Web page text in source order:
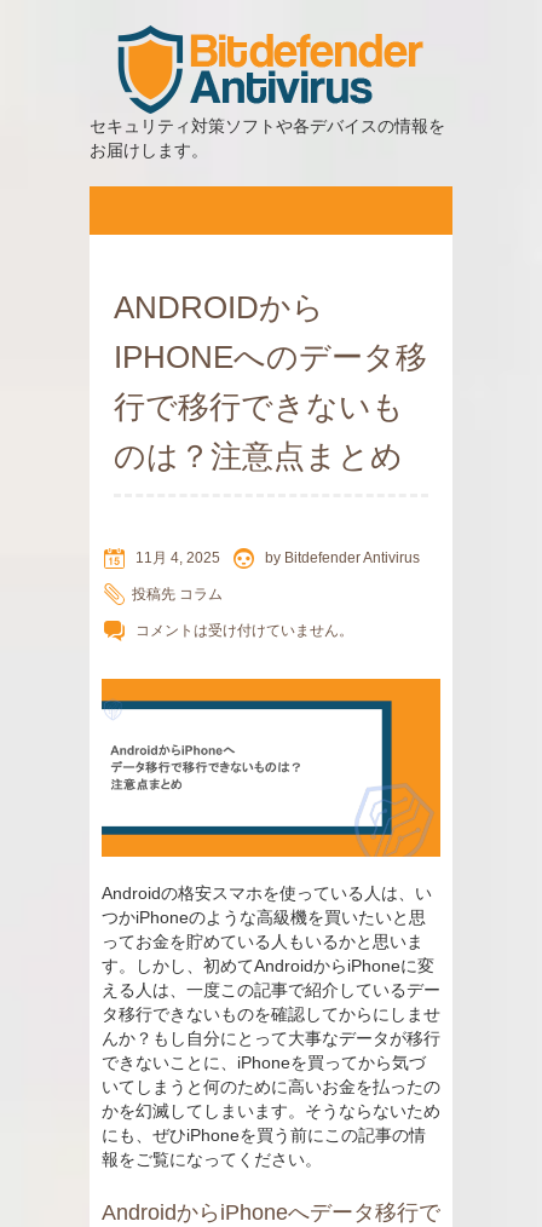
セキュリティ対策ソフトや各デバイスの情報を
お届けします。
ANDROIDから
IPHONEへのデータ移
行で移行できないも
のは？注意点まとめ
11月 4, 2025 by Bitdefender Antivirus
投稿先 コラム
コメントは受け付けていません。
Androidの格安スマホを使っている人は、い
つかiPhoneのような高級機を買いたいと思
ってお金を貯めている人もいるかと思いま
す。しかし、初めてAndroidからiPhoneに変
える人は、一度この記事で紹介しているデー
タ移行できないものを確認してからにしませ
んか？もし自分にとって大事なデータが移行
できないことに、iPhoneを買ってから気づ
いてしまうと何のために高いお金を払ったの
かを幻滅してしまいます。そうならないため
にも、ぜひiPhoneを買う前にこの記事の情
報をご覧になってください。
AndroidからiPhoneへデータ移行で